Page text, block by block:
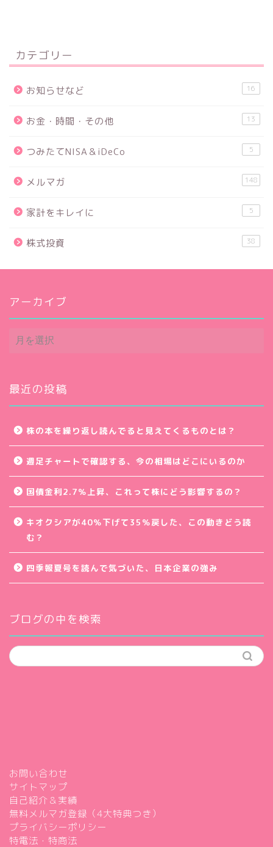
カテゴリー
お知らせなど 16
お金・時間・その他 13
つみたてNISA＆iDeCo 5
メルマガ 148
家計をキレイに 5
株式投資 38
アーカイブ
ア
ー
ブ
最近の投稿
株の本を繰り返し読んでると見えてくるものとは？
週足チャートで確認する、今の相場はどこにいるのか
国債金利2.7％上昇、これって株にどう影響するの？
キオクシアが40％下げて35％戻した、この動きどう読
む？
四季報夏号を読んで気づいた、日本企業の強み
ブログの中を検索
お問い合わせ
サイトマップ
自己紹介＆実績
無料メルマガ登録（4大特典つき）
プライバシーポリシー
特電法・特商法